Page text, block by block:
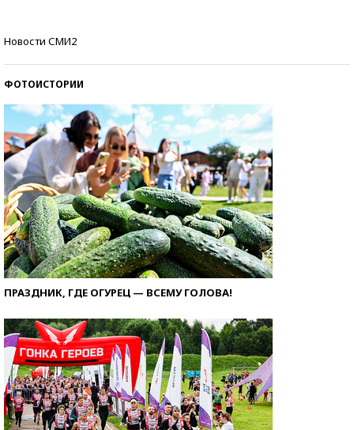
Новости СМИ2
ФОТОИСТОРИИ
ПРАЗДНИК, ГДЕ ОГУРЕЦ — ВСЕМУ ГОЛОВА!